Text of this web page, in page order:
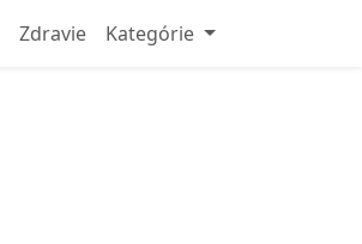
Zdravie Kategórie